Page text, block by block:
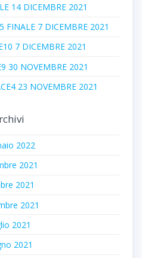
14 DICEMBRE 2021
FINALE 7 DICEMBRE 2021
7 DICEMBRE 2021
30 NOVEMBRE 2021
23 NOVEMBRE 2021
2022
2021
2021
2021
2021
2021